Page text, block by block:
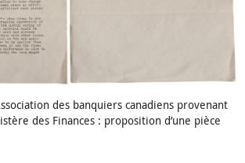
des banquiers canadiens provenant
des Finances : proposition d’une pièce